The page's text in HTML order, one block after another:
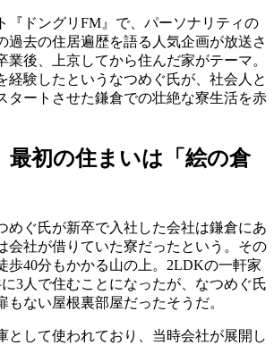
『ドングリFM』で、パーソナリティの
過去の住居遍歴を語る人気企画が放送さ
業後、上京してから住んだ家がテーマ。
経験したというなつめぐ氏が、社会人と
タートさせた鎌倉での壮絶な寮生活を赤
最初の住まいは「絵の倉
めぐ氏が新卒で入社した会社は鎌倉にあ
会社が借りていた寮だったという。その
歩40分もかかる山の上。2LDKの一軒家
3人で住むことになったが、なつめぐ氏
もない屋根裏部屋だったそうだ。
として使われており、当時会社が展開し